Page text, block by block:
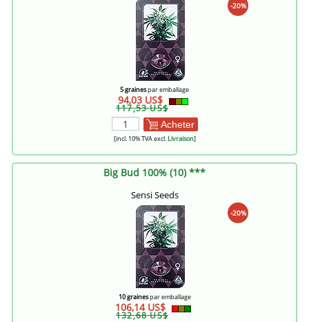
-20%
5 grainespar emballage
94,03 US$
117,53 US$
Acheter
[incl. 10% TVA excl.Livraison]
Big Bud 100% (10) ***
Sensi Seeds
-20%
10 grainespar emballage
106,14 US$
132,68 US$